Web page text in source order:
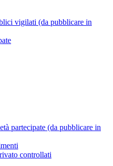
vigilati (da pubblicare in
partecipate (da pubblicare in
controllati